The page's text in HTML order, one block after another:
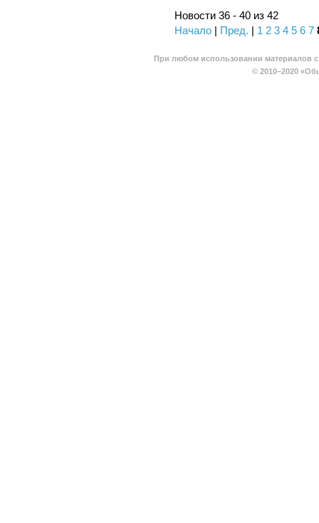
Новости 36 - 40 из 42
Начало | Пред. | 1 2 3 4 5 6 7
При любом использовании материалов
© 2010–2020